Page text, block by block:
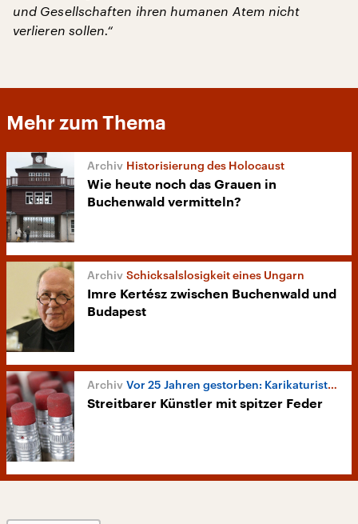
und Gesellschaften ihren humanen Atem nicht
verlieren sollen.“
Mehr zum Thema
Historisierung des Holocaust
Wie heute noch das Grauen in
Buchenwald vermitteln?
Schicksalslosigkeit eines Ungarn
Imre Kertész zwischen Buchenwald und
Budapest
Vor 25 Jahren gestorben: Karikaturist Herbert Sandberg
Streitbarer Künstler mit spitzer Feder